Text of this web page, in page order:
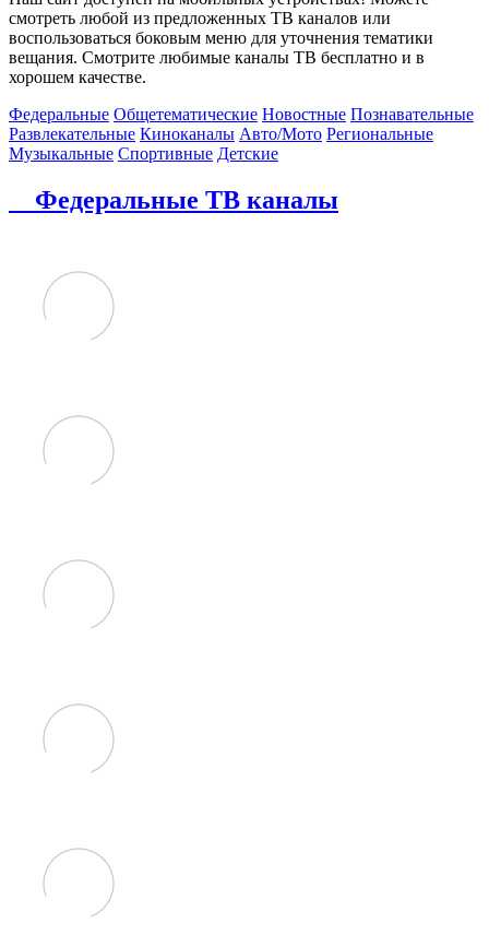
смотреть любой из предложенных ТВ каналов или
воспользоваться боковым меню для уточнения тематики
вещания. Смотрите любимые каналы ТВ бесплатно и в
хорошем качестве.
Федеральные Общетематические Новостные Познавательные
Развлекательные Киноканалы Авто/Мото Региональные
Музыкальные Спортивные Детские
Федеральные ТВ каналы